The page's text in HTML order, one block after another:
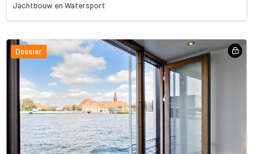
Jachtbouw en Watersport
Dossier